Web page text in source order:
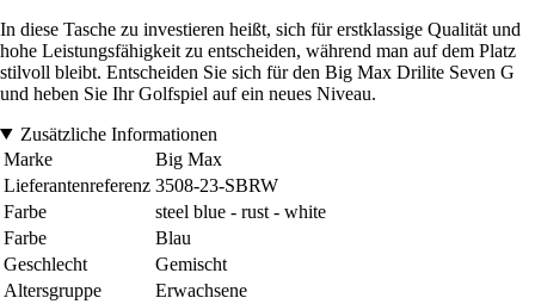
In diese Tasche zu investieren heißt, sich für erstklassige Qualität und
hohe Leistungsfähigkeit zu entscheiden, während man auf dem Platz
stilvoll bleibt. Entscheiden Sie sich für den Big Max Drilite Seven G
und heben Sie Ihr Golfspiel auf ein neues Niveau.
Zusätzliche Informationen
Marke
Big Max
Lieferantenreferenz 3508-23-SBRW
Farbe
steel blue - rust - white
Farbe
Blau
Geschlecht
Gemischt
Altersgruppe
Erwachsene